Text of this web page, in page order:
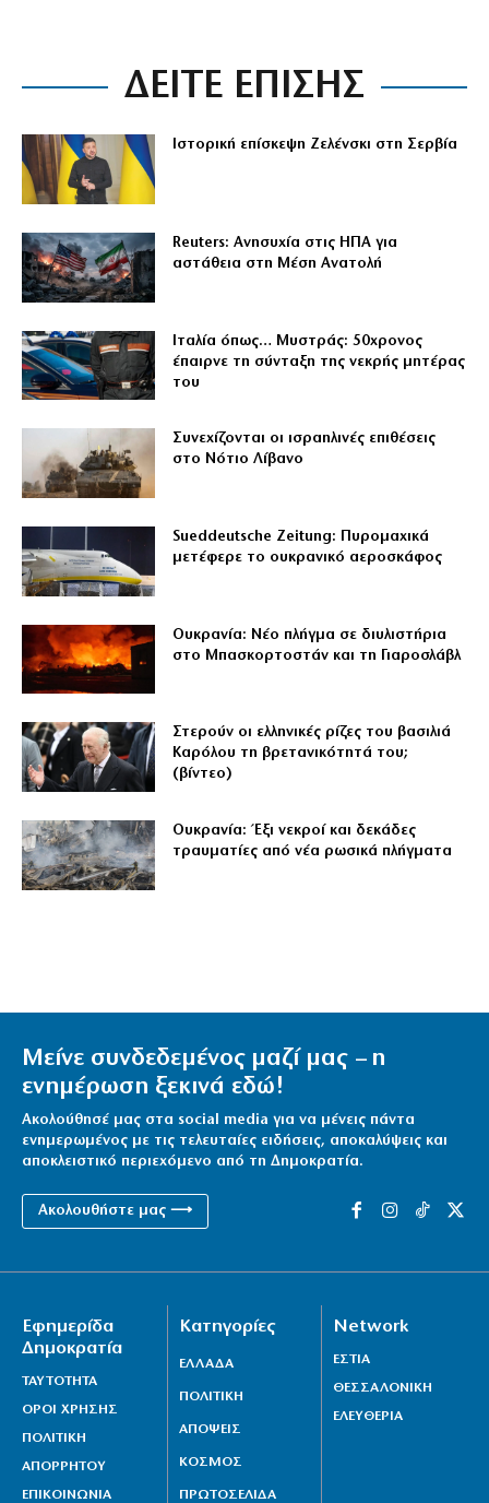
ΔΕΙΤΕ ΕΠΙΣΗΣ
Ιστορική επίσκεψη Ζελένσκι στη Σερβία
Reuters: Ανησυχία στις ΗΠΑ για
αστάθεια στη Μέση Ανατολή
Ιταλία όπως… Μυστράς: 50χρονος
έπαιρνε τη σύνταξη της νεκρής μητέρας
του
Συνεχίζονται οι ισραηλινές επιθέσεις
στο Νότιο Λίβανο
Sueddeutsche Zeitung: Πυρομαχικά
μετέφερε το ουκρανικό αεροσκάφος
Ουκρανία: Νέο πλήγμα σε διυλιστήρια
στο Μπασκορτοστάν και τη Γιαροσλάβλ
Στερούν οι ελληνικές ρίζες του βασιλιά
Καρόλου τη βρετανικότητά του;
(βίντεο)
Ουκρανία: Έξι νεκροί και δεκάδες
τραυματίες από νέα ρωσικά πλήγματα
Μείνε συνδεδεμένος μαζί μας – η
ενημέρωση ξεκινά εδώ!
Ακολούθησέ μας στα social media για να μένεις πάντα
ενημερωμένος με τις τελευταίες ειδήσεις, αποκαλύψεις και
αποκλειστικό περιεχόμενο από τη Δημοκρατία.
Ακολουθήστε μας ⟶
Εφημερίδα
Δημοκρατία
ΤΑΥΤΟΤΗΤΑ
ΟΡΟΙ ΧΡΗΣΗΣ
ΠΟΛΙΤΙΚΗ
ΑΠΟΡΡΗΤΟΥ
ΕΠΙΚΟΙΝΩΝΙΑ
Κατηγορίες
ΕΛΛΑΔΑ
ΠΟΛΙΤΙΚΗ
ΑΠΟΨΕΙΣ
ΚΟΣΜΟΣ
ΠΡΩΤΟΣΕΛΙΔΑ
Network
ΕΣΤΙΑ
ΘΕΣΣΑΛΟΝΙΚΗ
ΕΛΕΥΘΕΡΙΑ